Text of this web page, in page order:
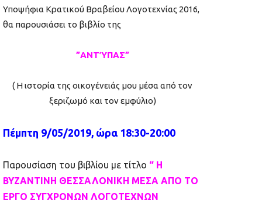
Υποψήφια Κρατικού Βραβείου Λογοτεχνίας 2016,
θα παρουσιάσει το βιβλίο της
”ΑΝΤΎΠΑΣ”
( Η ιστορία της οικογένειάς μου μέσα από τον
ξεριζωμό και τον εμφύλιο)
Πέμπτη 9/05/2019, ώρα 18:30-20:00
Παρουσίαση του βιβλίου με τίτλο “ Η
ΒΥΖΑΝΤΙΝΗ ΘΕΣΣΑΛΟΝΙΚΗ ΜΕΣΑ ΑΠΟ ΤΟ
ΕΡΓΟ ΣΥΓΧΡΟΝΩΝ ΛΟΓΟΤΕΧΝΩΝ